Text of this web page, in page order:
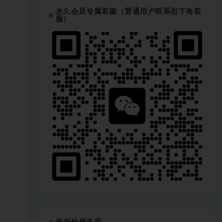
永久会员专属客服（普通用户联系右下角客
服）